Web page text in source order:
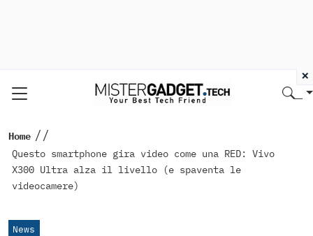
Home //
Questo smartphone gira video come una RED: Vivo
X300 Ultra alza il livello (e spaventa le
videocamere)
News
×